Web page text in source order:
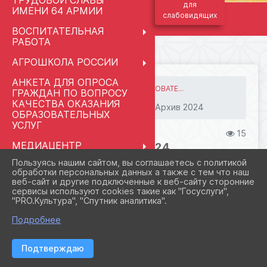
ИМЕНИ 64 АРМИИ
ВОСПИТАТЕЛЬНАЯ
РАБОТА
АГРОШКОЛА РОССИИ
АНКЕТА ДЛЯ ОПРОСА
ГРАЖДАН ПО ВОПРОСУ
КАЧЕСТВА ОКАЗАНИЯ
ОБРАЗОВАТЕЛЬНЫХ
УСЛУГ
МЕДИАЦЕНТР
"КЛАССНАЯ ШКОЛА.RU"
ПРАВОПРИМЕНИТЕЛЬНЫЕ
ПРОЦЕДУРЫ
СВЕДЕНИЯ ОБ
ОРГАНИЗАЦИИ ОТДЫХА
ОЗДОРОВЛЕНИЯ
ПЕДАГОГАМ И
для
слабовидящих
ГЛАВНАЯ
СВЕДЕНИЯ ОБ ОБРАЗОВАТЕ...
13. ОРГАНИЗАЦИЯ ПИТАНИ...
МЕНЮ ГОРЯЧЕГО ПИТАНИЯ
Архив 2024
15
АРХИВ 2024
ФАЙЛЫ
Пользуясь нашим сайтом, вы соглашаетесь с политикой
обработки персональных данных а также с тем что наш
веб-сайт и другие подключенные к веб-сайту сторонние
сервисы используют cookies такие как "Госуслуги",
"PRO.Культура", "Спутник аналитика".
Подробнее
Подтверждаю